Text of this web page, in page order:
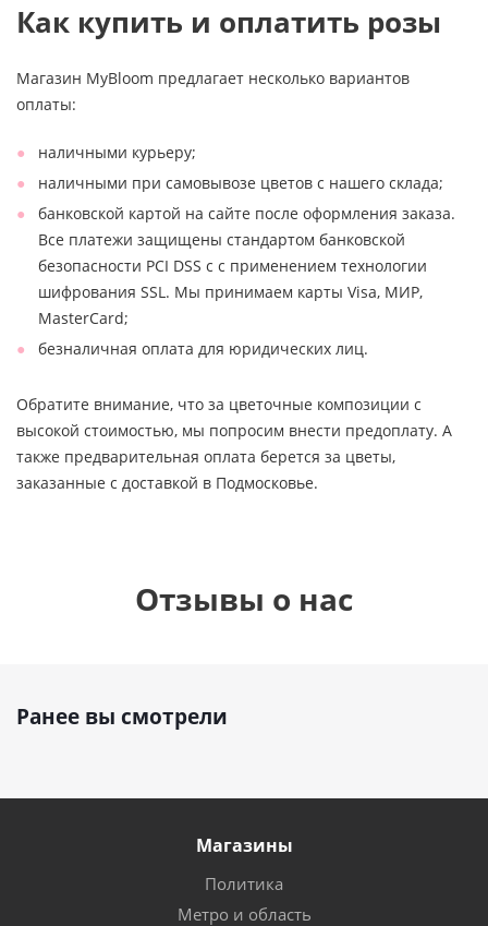
Как купить и оплатить розы
Магазин MyBloom предлагает несколько вариантов
оплаты:
наличными курьеру;
наличными при самовывозе цветов с нашего склада;
банковской картой на сайте после оформления заказа.
Все платежи защищены стандартом банковской
безопасности PCI DSS с с применением технологии
шифрования SSL. Мы принимаем карты Visa, МИР,
MasterCard;
безналичная оплата для юридических лиц.
Обратите внимание, что за цветочные композиции с
высокой стоимостью, мы попросим внести предоплату. А
также предварительная оплата берется за цветы,
заказанные с доставкой в Подмосковье.
Отзывы о нас
Ранее вы смотрели
Магазины
Политика
Метро и область